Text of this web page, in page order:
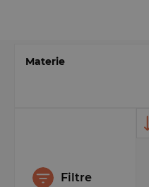
Materie
Filtre